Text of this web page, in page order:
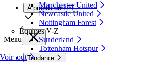
Manchester United
Newcastle United
Nottingham Forest
Équipes V-Z
Sunderland
Tottenham Hotspur
Voir tout
À propos de LFT
Menu
Tendance